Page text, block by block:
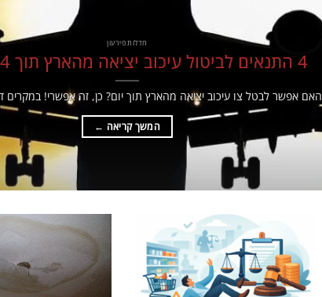
חדלות פירעון
4 התנאים לביטול עיכוב יציאה מהארץ תוך 24 שעות
האם אפשר לבטל צו עיכוב יציאה מהארץ תוך יום? כן, זה אפשרי! במקרים
המשך קריאה ←